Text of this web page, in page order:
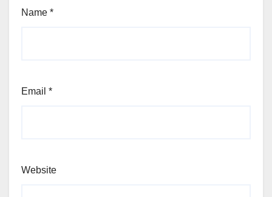
Name *
Email *
Website